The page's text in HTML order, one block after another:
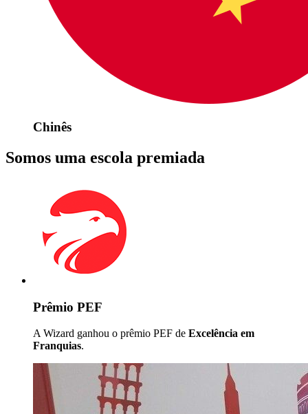
Chinês
Somos uma escola premiada
Prêmio PEF
A Wizard ganhou o prêmio PEF de Excelência em
Franquias.